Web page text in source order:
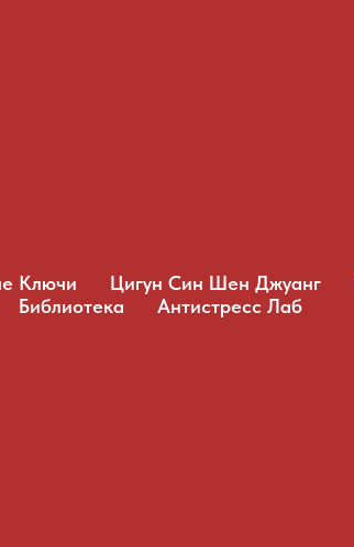
Ключи Цигун Син Шен Джуанг
Библиотека
Антистресс Лаб